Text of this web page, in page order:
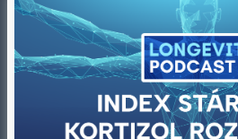
Newslettery
Autorská práva vykonává vydavatel. Bez
zakázáno jakékoli užití částí nebo celku díla,